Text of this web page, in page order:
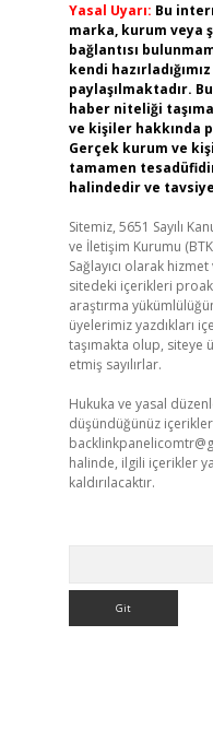
Yasal Uyarı: Bu
marka, kurum veya
bağlantısı
kendi
paylaşılmaktadır.
haber niteliği
ve kişiler hakkında
Gerçek kurum ve
tamamen
halindedir ve
Sitemiz, 5651 Sayılı
ve İletişim Kurumu
Sağlayıcı olarak
sitedeki içerikleri
araştırma
üyelerimiz yazdıkları
taşımakta olup, siteye
etmiş sayılırlar.
Hukuka ve yasal
düşündüğünüz
halinde, ilgili içerikler
kaldırılacaktır.